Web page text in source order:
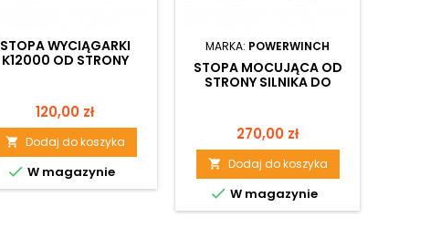
STOPA WYCIĄGARKI
K12000 OD STRONY
Cena
120,00 zł
 Dodaj do koszyka
 W magazynie
MARKA: POWERWINCH
STOPA MOCUJĄCA OD
STRONY SILNIKA DO
Cena
270,00 zł
 Dodaj do koszyka
 W magazynie